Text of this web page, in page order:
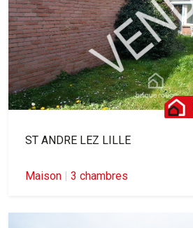
ST ANDRE LEZ LILLE
Maison | 3 chambres